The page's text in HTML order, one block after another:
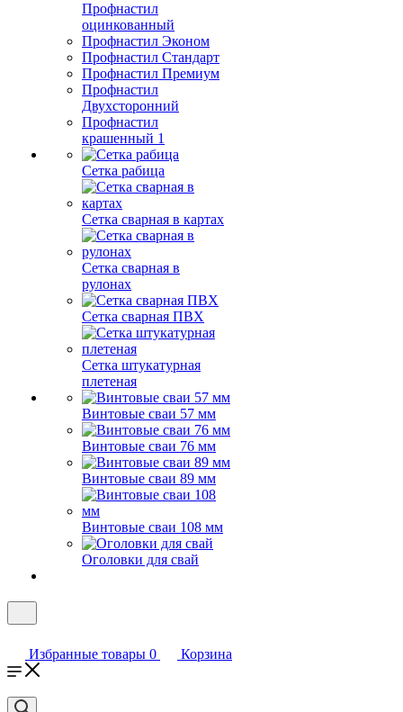
Профнастил
оцинкованный
Профнастил Эконом
Профнастил Стандарт
Профнастил Премиум
Профнастил
Двухсторонний
Профнастил
крашенный 1
Сетка рабица
Сетка сварная в картах
Сетка сварная в
рулонах
Сетка сварная ПВХ
Сетка штукатурная
плетеная
Винтовые сваи 57 мм
Винтовые сваи 76 мм
Винтовые сваи 89 мм
Винтовые сваи 108 мм
Оголовки для свай
Избранные товары 0 Корзина